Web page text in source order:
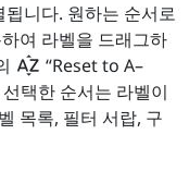
니다. 원하는 순서로
여 라벨을 드래그하
sort_by_alpha “Reset to A–
택한 순서는 라벨이
목록, 필터 서랍, 구